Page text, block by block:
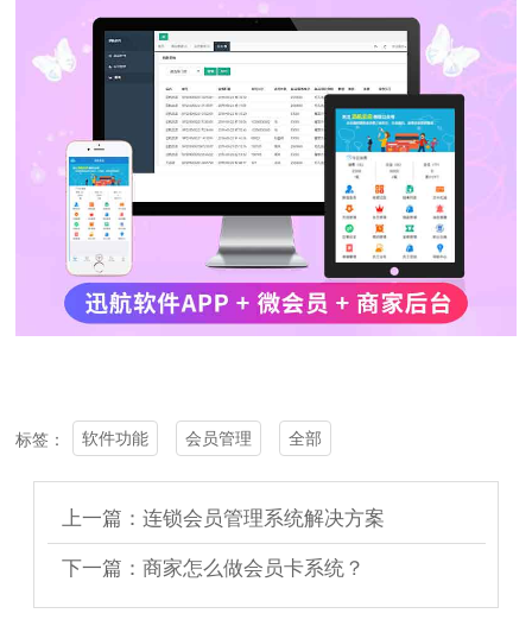
标签： 软件功能 会员管理 全部
上一篇：连锁会员管理系统解决方案
下一篇：商家怎么做会员卡系统？